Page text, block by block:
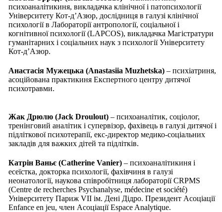
психоаналітикиня, викладачка клінічної і патопсихології
Університету Кот-д’Азюр, дослідниця в галузі клінічної
психології в Лабораторії антропології, соціальної і
когнітивної психології (LAPCOS), викладачка Магістратури
гуманітарних і соціальних наук з психології Університету
Кот-д’Азюр.
Анастасія Мужецька (Anastasiia Muzhetska) – психіатриня,
асоційована практикиня Експертного центру дитячої
психотравми.
Жак Дрюлю (Jack Droulout) – психоаналітик, соціолог,
тренінговий аналітик і супервізор, фахівець в галузі дитячої і
підліткової психотерапії, екс-директор медико-соціальних
закладів для важких дітей та підлітків.
Катрін Ваньє (Catherine Vanier) – психоаналітикиня і
есеїстка, докторка психології, фахівчиня в галузі
неонатології, наукова співробітниця лабораторії CRPMS
(Centre de recherches Psychanalyse, médecine et société)
Університету Париж VII ім. Дені Дідро. Президент Асоціації
Enfance en jeu, член Асоціації Espace Analytique.